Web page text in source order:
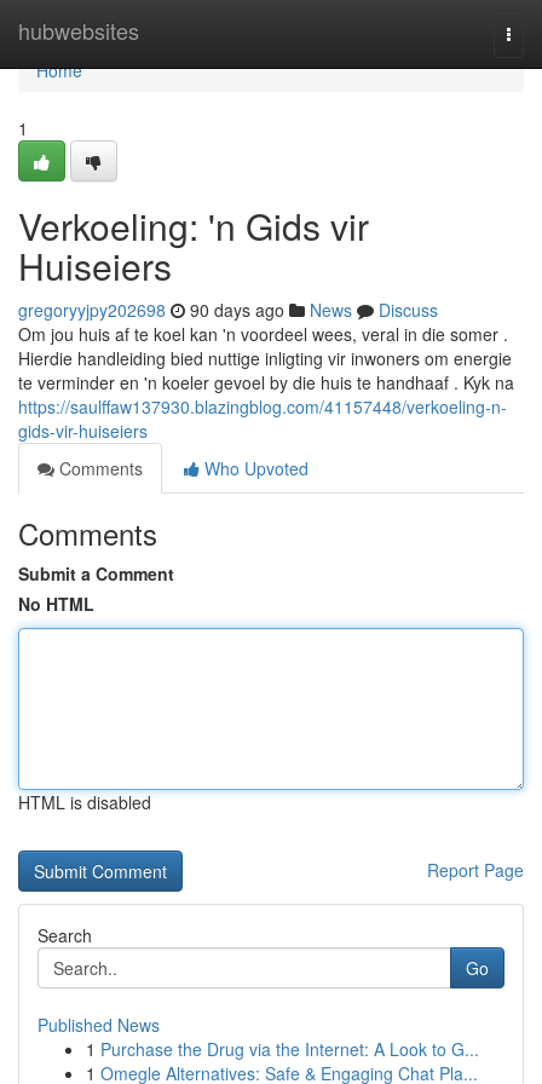
hubwebsites
Home
Home
1
Verkoeling: 'n Gids vir
Huiseiers
gregoryyjpy202698 90 days ago News
Discuss
Om jou huis af te koel kan 'n voordeel wees, veral in die somer .
Hierdie handleiding bied nuttige inligting vir inwoners om energie
te verminder en 'n koeler gevoel by die huis te handhaaf . Kyk na
https://saulffaw137930.blazingblog.com/41157448/verkoeling-n-
gids-vir-huiseiers
Comments
Who Upvoted
Comments
Submit a Comment
No HTML
HTML is disabled
Report Page
Search
Go
Published News
1 Purchase the Drug via the Internet: A Look to G...
1 Omegle Alternatives: Safe & Engaging Chat Pla...